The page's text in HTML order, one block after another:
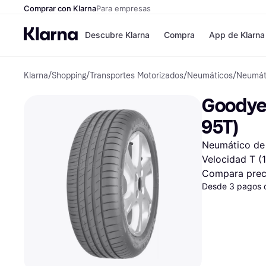
Comprar con KlarnaPara empresas
Descubre Klarna
Formas de pago
Paga ahora
Paga en 3 plazos
Paga en 30 días
Financiación
Klarna en Apple
Compra
Tiendas
Shein
Zalando
Zara
JD Sports
Directorio de
App de Klarna
Klarna/Shopping/Transportes Motorizados/Neumáticos/
95T)
Neumático
Velocidad T
Compara
Desde 3 pagos